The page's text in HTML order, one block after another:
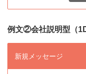
例文②会社説明型（
新規メッセージ